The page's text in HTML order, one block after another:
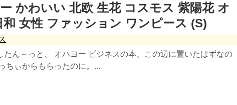
かわいい 北欧 生花 コスモス 紫陽花 オ
女性 ファッション ワンピース (S)
たん～っと、 オハヨー ビジネスの本、この辺に置いたはずなの
ちぃからもらったのに。...